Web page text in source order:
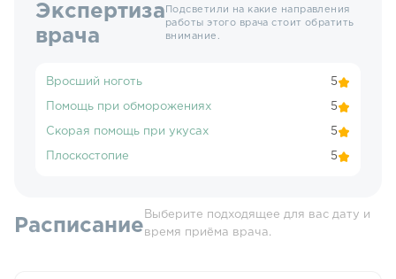
Экспертиза
врача
Подсветили на какие направления
работы этого врача стоит обратить
внимание.
Вросший ноготь 5
Помощь при обморожениях 5
Скорая помощь при укусах 5
Плоскостопие 5
Расписание
Выберите подходящее для вас дату и
время приёма врача.